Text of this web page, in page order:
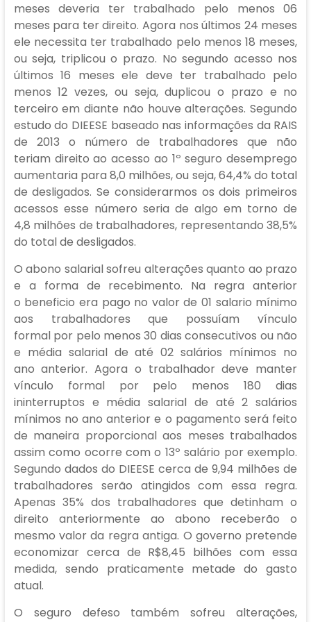
meses deveria ter trabalhado pelo menos 06
meses para ter direito. Agora nos últimos 24 meses
ele necessita ter trabalhado pelo menos 18 meses,
ou seja, triplicou o prazo. No segundo acesso nos
últimos 16 meses ele deve ter trabalhado pelo
menos 12 vezes, ou seja, duplicou o prazo e no
terceiro em diante não houve alterações. Segundo
estudo do DIEESE baseado nas informações da RAIS
de 2013 o número de trabalhadores que não
teriam direito ao acesso ao 1º seguro desemprego
aumentaria para 8,0 milhões, ou seja, 64,4% do total
de desligados. Se considerarmos os dois primeiros
acessos esse número seria de algo em torno de
4,8 milhões de trabalhadores, representando 38,5%
do total de desligados.
O abono salarial sofreu alterações quanto ao prazo
e a forma de recebimento. Na regra anterior
o beneficio era pago no valor de 01 salario mínimo
aos trabalhadores que possuíam vínculo
formal por pelo menos 30 dias consecutivos ou não
e média salarial de até 02 salários mínimos no
ano anterior. Agora o trabalhador deve manter
vínculo formal por pelo menos 180 dias
ininterruptos e média salarial de até 2 salários
mínimos no ano anterior e o pagamento será feito
de maneira proporcional aos meses trabalhados
assim como ocorre com o 13º salário por exemplo.
Segundo dados do DIEESE cerca de 9,94 milhões de
trabalhadores serão atingidos com essa regra.
Apenas 35% dos trabalhadores que detinham o
direito anteriormente ao abono receberão o
mesmo valor da regra antiga. O governo pretende
economizar cerca de R$8,45 bilhões com essa
medida, sendo praticamente metade do gasto
atual.
O seguro defeso também sofreu alterações,